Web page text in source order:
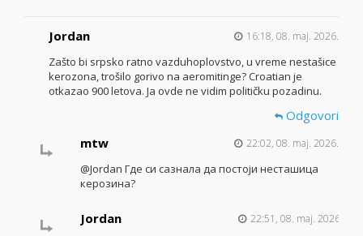
Jordan 16:18, 08. maj. 2026.
Zašto bi srpsko ratno vazduhoplovstvo, u vreme nestašice
kerozona, trošilo gorivo na aeromitinge? Croatian je
otkazao 900 letova. Ja ovde ne vidim političku pozadinu.
Odgovori
mtw
22:02, 08. maj. 2026.
@Jordan Где си сазнала да постоји несташица
керозина?
Jordan 22:51, 08. maj. 2026.